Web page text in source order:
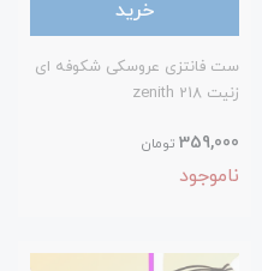
خرید
ست فانتزی عروسکی شکوفه ای
زنیت 218 zenith
359,000 تومان
ناموجود